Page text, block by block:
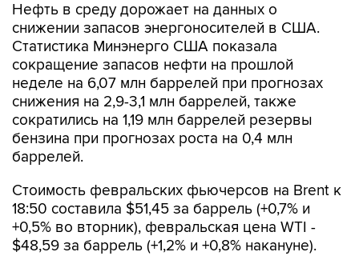
Нефть в среду дорожает на данных о
снижении запасов энергоносителей в США.
Статистика Минэнерго США показала
сокращение запасов нефти на прошлой
неделе на 6,07 млн баррелей при прогнозах
снижения на 2,9-3,1 млн баррелей, также
сократились на 1,19 млн баррелей резервы
бензина при прогнозах роста на 0,4 млн
баррелей.
Стоимость февральских фьючерсов на Brent к
18:50 составила $51,45 за баррель (+0,7% и
+0,5% во вторник), февральская цена WTI -
$48,59 за баррель (+1,2% и +0,8% накануне).